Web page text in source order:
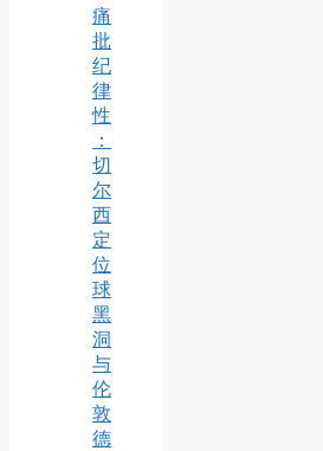
痛
批
纪
律
性
：
切
尔
西
定
位
球
黑
洞
与
伦
敦
德